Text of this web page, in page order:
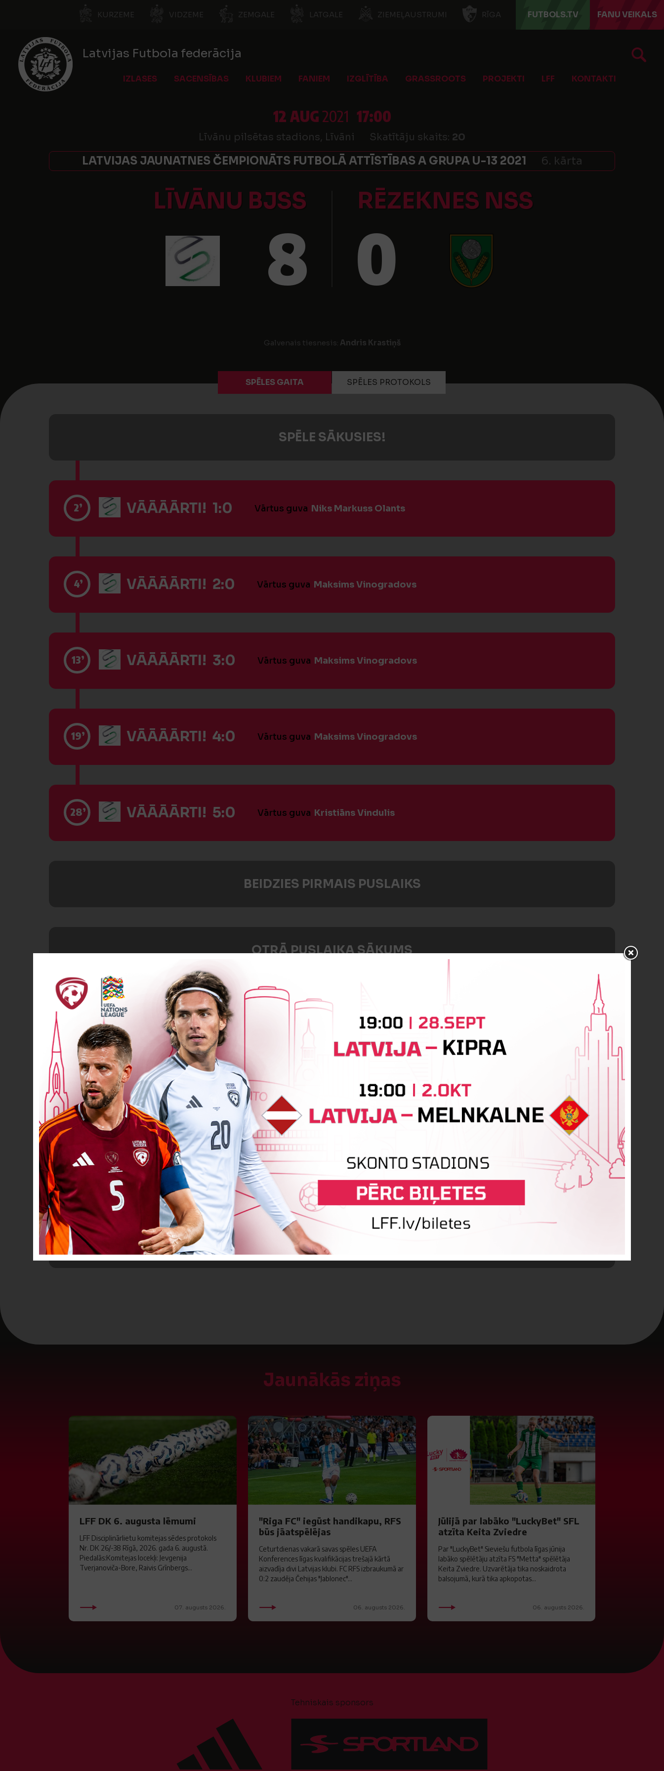
KURZEME VIDZEME ZEMGALE LATGALE ZIEMEĻAUSTRUMI RĪGA FUTBOLS.TV FANU VEIKALS
Latvijas Futbola federācija
IZLASES SACENSĪBAS KLUBIEM FANIEM IZGLĪTĪBA GRASSROOTS PROJEKTI LFF KONTAKTI
12 AUG2021 17:00
Līvānu pilsētas stadions, Līvāni Skatītāju skaits: 20
LATVIJAS JAUNATNES ČEMPIONĀTS FUTBOLĀ ATTĪSTĪBAS A GRUPA U-13 2021 6. kārta
LĪVĀNU BJSS RĒZEKNES NSS
8 0
Galvenais tiesnesis: Andris Krastiņš
SPĒLES GAITA SPĒLES PROTOKOLS
SPĒLE SĀKUSIES!
2’ VĀĀĀĀRTI! 1:0 Vārtus guva Niks Markuss Olants
4’ VĀĀĀĀRTI! 2:0 Vārtus guva Maksims Vinogradovs
13’ VĀĀĀĀRTI! 3:0 Vārtus guva Maksims Vinogradovs
19’ VĀĀĀĀRTI! 4:0 Vārtus guva Maksims Vinogradovs
28’ VĀĀĀĀRTI! 5:0 Vārtus guva Kristiāns Vindulis
BEIDZIES PIRMAIS PUSLAIKS
OTRĀ PUSLAIKA SĀKUMS
VĀĀĀĀRTI! 6:0 Vārtus guva Maksims Vinogradovs
39’ VĀĀĀĀRTI! 7:0 Vārtus guva Nikita Lipskis
VĀĀĀĀRTI! 8:0 Vārtus guvaKristiāns Vindulis
SPĒLE BEIGUSIES!
Jaunākās ziņas
LFF DK 6. augusta lēmumi
LFF Disciplinārlietu komitejas sēdes protokols
Nr. DK 26/-38 Rīgā, 2026. gada 6. augustā.
Piedalās:Komitejas locekļi: Jevgenija
Tverjanoviča-Bore, Raivis Grīnbergs...
07. augusts 2026.
"Riga FC" iegūst handikapu, RFS
būs jāatspēlējas
Ceturtdienas vakarā savas spēles UEFA
Konferences līgas kvalifikācijas trešajā kārtā
aizvadīja divi Latvijas klubi. FC RFS izbraukumā ar
0:2 zaudēja Čehijas "Jablonec"...
06. augusts 2026.
Jūlijā par labāko "LuckyBet" SFL
atzīta Keita Zviedre
Par "LuckyBet" Sieviešu futbola līgas jūnija
labāko spēlētāju atzīta FS "Metta" spēlētāja
Keita Zviedre. Uzvarētāja tika noskaidrota
balsojumā, kurā tika apkopotas...
06. augusts 2026.
Tehniskais sponsors